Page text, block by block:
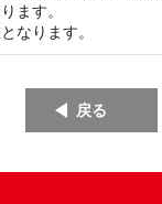
ます。
なります。
戻る